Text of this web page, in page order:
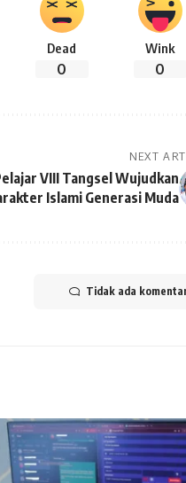
Dead
0
Wink
0
NEXT
VIII Tangsel Wujudkan
Islami Generasi Muda
Tidak ada